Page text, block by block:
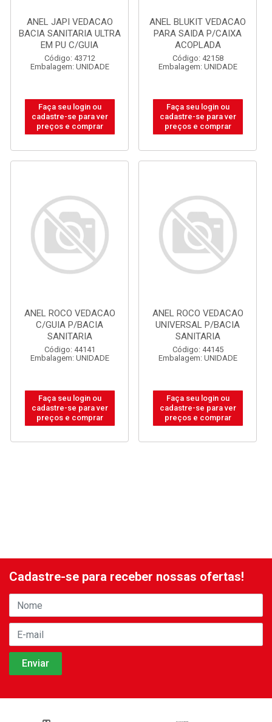
ANEL JAPI VEDACAO
BACIA SANITARIA ULTRA
EM PU C/GUIA
Código: 43712
Embalagem: UNIDADE
Faça seu login ou
cadastre-se para ver
preços e comprar
ANEL BLUKIT VEDACAO
PARA SAIDA P/CAIXA
ACOPLADA
Código: 42158
Embalagem: UNIDADE
Faça seu login ou
cadastre-se para ver
preços e comprar
ANEL ROCO VEDACAO
C/GUIA P/BACIA
SANITARIA
Código: 44141
Embalagem: UNIDADE
Faça seu login ou
cadastre-se para ver
preços e comprar
ANEL ROCO VEDACAO
UNIVERSAL P/BACIA
SANITARIA
Código: 44145
Embalagem: UNIDADE
Faça seu login ou
cadastre-se para ver
preços e comprar
Cadastre-se para receber nossas ofertas!